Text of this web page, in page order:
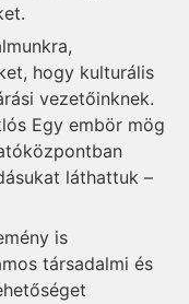
hogy kulturális
vezetőinknek.
Egy embör mög
láthattuk –
is
társadalmi és